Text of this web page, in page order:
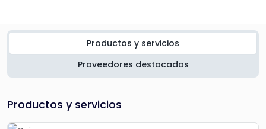
Productos y servicios
Proveedores destacados
Productos y servicios